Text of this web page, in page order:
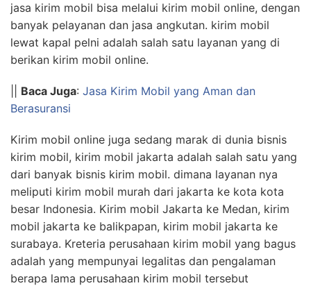
jasa kirim mobil bisa melalui kirim mobil online, dengan
banyak pelayanan dan jasa angkutan. kirim mobil
lewat kapal pelni adalah salah satu layanan yang di
berikan kirim mobil online.
Baca Juga: Jasa Kirim Mobil yang Aman dan
Berasuransi
Kirim mobil online juga sedang marak di dunia bisnis
kirim mobil, kirim mobil jakarta adalah salah satu yang
dari banyak bisnis kirim mobil. dimana layanan nya
meliputi kirim mobil murah dari jakarta ke kota kota
besar Indonesia. Kirim mobil Jakarta ke Medan, kirim
mobil jakarta ke balikpapan, kirim mobil jakarta ke
surabaya. Kreteria perusahaan kirim mobil yang bagus
adalah yang mempunyai legalitas dan pengalaman
berapa lama perusahaan kirim mobil tersebut